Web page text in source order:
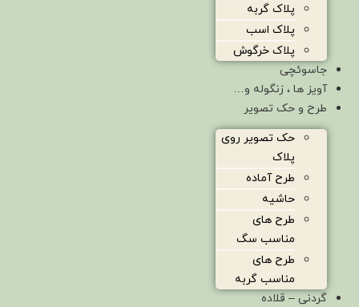
پلاک گربه
پلاک اسب
پلاک خرگوش
جاسوئچی
آویز ها ، زنگوله و…
طرح و حک تصویر
حک تصویر روی
پلاک
طرح آماده
حاشیه
طرح های
مناسب سگ
طرح های
مناسب گربه
گردنی – قلاده